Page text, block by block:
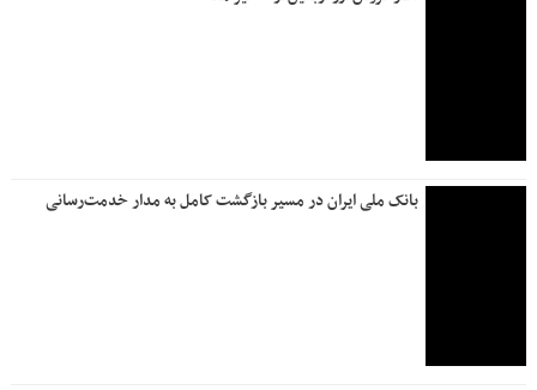
بانک ملی ایران در مسیر بازگشت کامل به مدار خدمت‌رسانی